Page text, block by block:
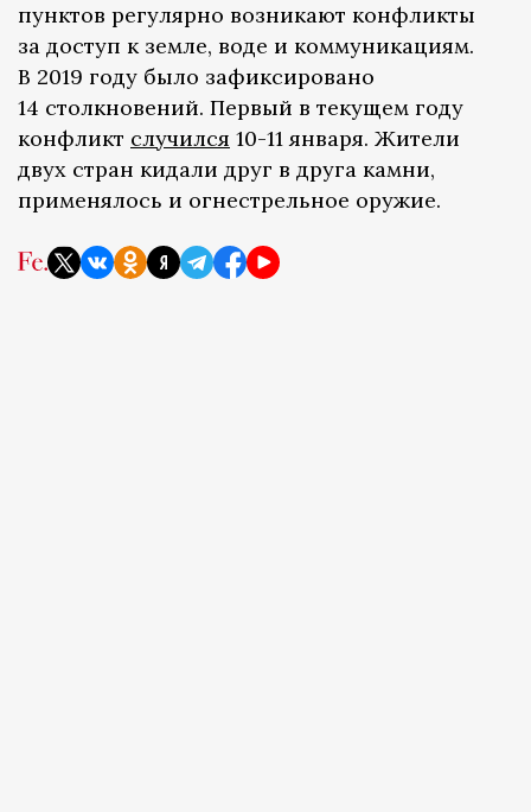
пунктов регулярно возникают конфликты
за доступ к земле, воде и коммуникациям.
В 2019 году было зафиксировано
14 столкновений. Первый в текущем году
конфликт случился 10-11 января. Жители
двух стран кидали друг в друга камни,
применялось и огнестрельное оружие.